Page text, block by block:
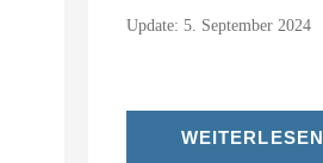
Update: 5. September 2024
WEITERLESEN